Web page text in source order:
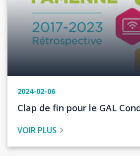
2024-02-06
Titre
l'actualité
Clap de fin pour le GAL
VOIR PLUS